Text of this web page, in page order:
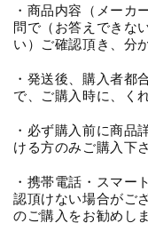
・商品内容（メーカ
問で（お答えできな
い）ご確認頂き、分
・発送後、購入者都
で、ご購入時に、く
・必ず購入前に商品
ける方のみご購入下さ
・携帯電話・スマー
認頂けない場合がご
のご購入をお勧めしま